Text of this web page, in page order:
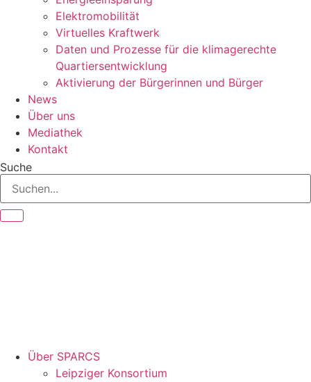
Elektromobilität
Virtuelles Kraftwerk
Daten und Prozesse für die klimagerechte
Quartiersentwicklung
Aktivierung der Bürgerinnen und Bürger
News
Über uns
Mediathek
Kontakt
Suche
Über SPARCS
Leipziger Konsortium